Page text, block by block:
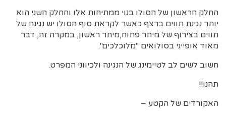
החלק הראשון של הסולו בנוי ממתיחות אלו והחלק השני הוא
יותר נגינת תווים ברצף כאשר לקראת סוף הסולו יש נגינה של
תווים בצירוף של מיתר פתוח,מיתר ראשון, במקרה זה, דבר
מאוד אופייני בסולואים "מלוכלכים".
חשוב לשים לב לטיימינג של הנגינה ולכיווני המפרט.
תהנו!!
האקורדים של הקטע –